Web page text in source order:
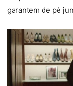
garantem de pé